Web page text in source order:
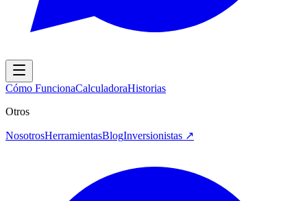
Cómo FuncionaCalculadoraHistorias
Otros
NosotrosHerramientasBlogInversionistas ↗